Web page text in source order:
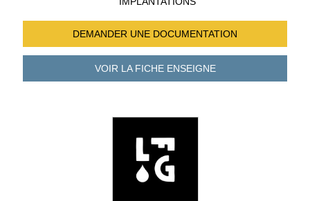
DEMANDER UNE DOCUMENTATION
VOIR LA FICHEENSEIGNE